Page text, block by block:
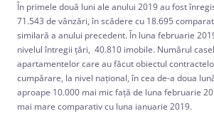
În primele două luni ale anului 2019 au fost
71.543 de vânzări, în scădere cu 18.695
similară a anului precedent. În luna februarie
nivelul întregii țări, 40.810 imobile. Numărul
apartamentelor care au făcut obiectul
cumpărare, la nivel național, în cea de-a doua
aproape 10.000 mai mic față de luna februarie
mai mare comparativ cu luna ianuarie 2019.